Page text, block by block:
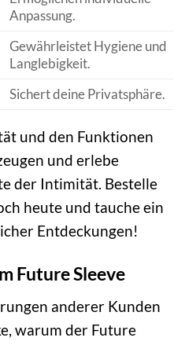
Anpassung.
Gewährleistet Hygiene und
Langlebigkeit.
Sichert deine Privatsphäre.
und den Funktionen
und erlebe
der Intimität. Bestelle
heute und tauche ein
Entdeckungen!
Future Sleeve
anderer Kunden
warum der Future